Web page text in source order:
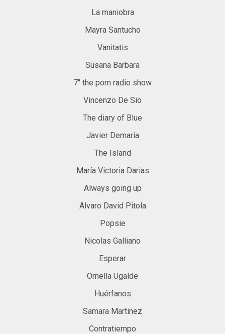
La maniobra
Mayra Santucho
Vanitatis
Susana Barbara
7″ the porn radio show
Vincenzo De Sio
The diary of Blue
Javier Demaria
The Island
María Victoria Darias
Always going up
Alvaro David Pitola
Popsie
Nicolas Galliano
Esperar
Ornella Ugalde
Huérfanos
Samara Martinez
Contratiempo